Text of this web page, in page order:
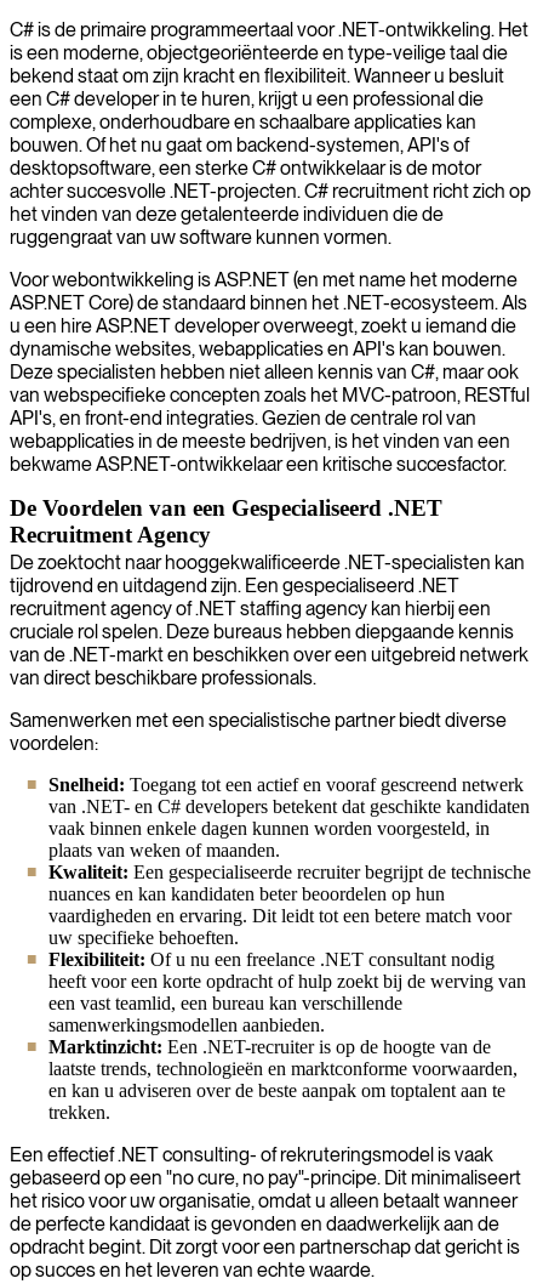
C# is de primaire programmeertaal voor .NET-ontwikkeling. Het
is een moderne, objectgeoriënteerde en type-veilige taal die
bekend staat om zijn kracht en flexibiliteit. Wanneer u besluit
een C# developer in te huren, krijgt u een professional die
complexe, onderhoudbare en schaalbare applicaties kan
bouwen. Of het nu gaat om backend-systemen, API's of
desktopsoftware, een sterke C# ontwikkelaar is de motor
achter succesvolle .NET-projecten. C# recruitment richt zich op
het vinden van deze getalenteerde individuen die de
ruggengraat van uw software kunnen vormen.
Voor webontwikkeling is ASP.NET (en met name het moderne
ASP.NET Core) de standaard binnen het .NET-ecosysteem. Als
u een hire ASP.NET developer overweegt, zoekt u iemand die
dynamische websites, webapplicaties en API's kan bouwen.
Deze specialisten hebben niet alleen kennis van C#, maar ook
van webspecifieke concepten zoals het MVC-patroon, RESTful
API's, en front-end integraties. Gezien de centrale rol van
webapplicaties in de meeste bedrijven, is het vinden van een
bekwame ASP.NET-ontwikkelaar een kritische succesfactor.
De Voordelen van een Gespecialiseerd .NET
Recruitment Agency
De zoektocht naar hooggekwalificeerde .NET-specialisten kan
tijdrovend en uitdagend zijn. Een gespecialiseerd .NET
recruitment agency of .NET staffing agency kan hierbij een
cruciale rol spelen. Deze bureaus hebben diepgaande kennis
van de .NET-markt en beschikken over een uitgebreid netwerk
van direct beschikbare professionals.
Samenwerken met een specialistische partner biedt diverse
voordelen:
Snelheid: Toegang tot een actief en vooraf gescreend netwerk
van .NET- en C# developers betekent dat geschikte kandidaten
vaak binnen enkele dagen kunnen worden voorgesteld, in
plaats van weken of maanden.
Kwaliteit: Een gespecialiseerde recruiter begrijpt de technische
nuances en kan kandidaten beter beoordelen op hun
vaardigheden en ervaring. Dit leidt tot een betere match voor
uw specifieke behoeften.
Flexibiliteit: Of u nu een freelance .NET consultant nodig
heeft voor een korte opdracht of hulp zoekt bij de werving van
een vast teamlid, een bureau kan verschillende
samenwerkingsmodellen aanbieden.
Marktinzicht: Een .NET-recruiter is op de hoogte van de
laatste trends, technologieën en marktconforme voorwaarden,
en kan u adviseren over de beste aanpak om toptalent aan te
trekken.
Een effectief .NET consulting- of rekruteringsmodel is vaak
gebaseerd op een "no cure, no pay"-principe. Dit minimaliseert
het risico voor uw organisatie, omdat u alleen betaalt wanneer
de perfecte kandidaat is gevonden en daadwerkelijk aan de
opdracht begint. Dit zorgt voor een partnerschap dat gericht is
op succes en het leveren van echte waarde.